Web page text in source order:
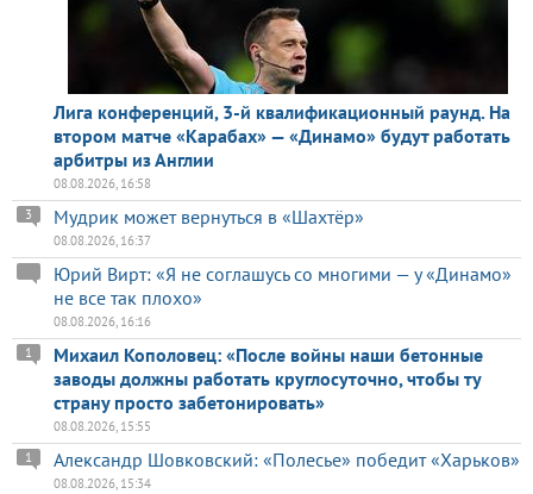
Лига конференций, 3-й квалификационный раунд. На
втором матче «Карабах» — «Динамо» будут работать
арбитры из Англии
08.08.2026, 16:58
Мудрик может вернуться в «Шахтёр»
3
08.08.2026, 16:37
Юрий Вирт: «Я не соглашусь со многими — у «Динамо»
не все так плохо»
08.08.2026, 16:16
Михаил Кополовец: «После войны наши бетонные
заводы должны работать круглосуточно, чтобы ту
страну просто забетонировать»
1
08.08.2026, 15:55
Александр Шовковский: «Полесье» победит «Харьков»
1
08.08.2026, 15:34